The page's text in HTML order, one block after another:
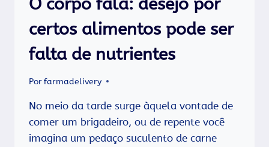
COENZIMA
Q-
10!
O corpo fala: desejo por
certos alimentos pode ser
falta de nutrientes
Porfarmadelivery
No meio da tarde surge àquela vontade de
comer um brigadeiro, ou de repente você
imagina um pedaço suculento de carne